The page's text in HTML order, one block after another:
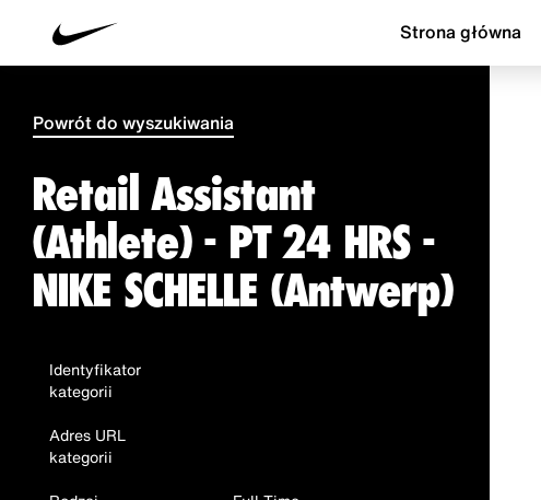
Strona główna
Powrót do wyszukiwania
Retail Assistant
(Athlete) - PT 24 HRS -
NIKE SCHELLE (Antwerp)
Identyfikator
kategorii
Adres URL
kategorii